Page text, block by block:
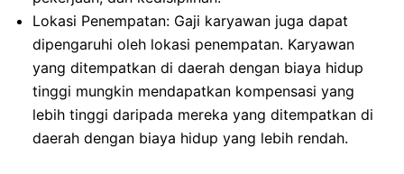
Lokasi Penempatan: Gaji karyawan juga dapat
dipengaruhi oleh lokasi penempatan. Karyawan
yang ditempatkan di daerah dengan biaya hidup
tinggi mungkin mendapatkan kompensasi yang
lebih tinggi daripada mereka yang ditempatkan di
daerah dengan biaya hidup yang lebih rendah.